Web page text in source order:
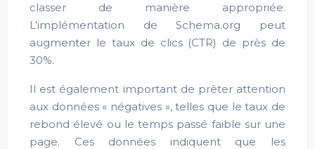
classer de manière appropriée.
L’implémentation de Schema.org peut
augmenter le taux de clics (CTR) de près de
30%.
Il est également important de prêter attention
aux données « négatives », telles que le taux de
rebond élevé ou le temps passé faible sur une
page. Ces données indiquent que les